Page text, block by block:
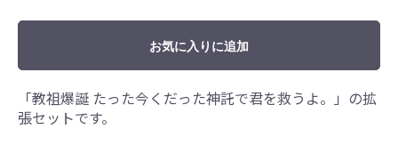
お気に入りに追加
「教祖爆誕 たった今くだった神託で君を救うよ。」の拡
張セットです。